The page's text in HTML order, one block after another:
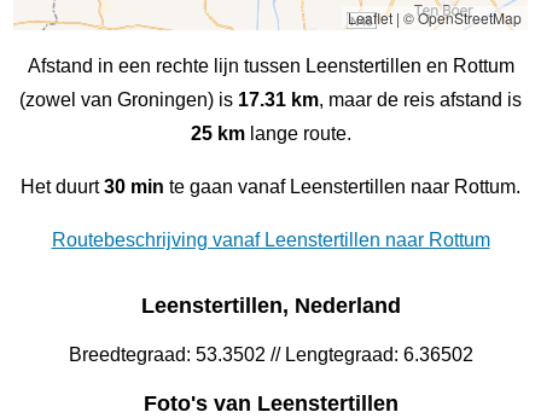
Leaflet| © OpenStreetMap
Afstand in een rechte lijn tussen Leenstertillen‎ en Rottum
(zowel van Groningen) is 17.31 km, maar de reis afstand is
25 kmlange route.
Het duurt30 min te gaan vanaf Leenstertillen‎ naar Rottum.
Routebeschrijving vanaf Leenstertillen‎ naar Rottum
Leenstertillen‎, Nederland
Breedtegraad: 53.3502 // Lengtegraad: 6.36502
Foto's van Leenstertillen‎